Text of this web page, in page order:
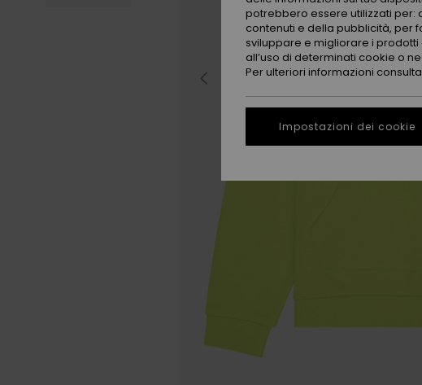
potrebbero essere utilizzati per:
contenuti e della pubblicità, per
sviluppare e migliorare i
all’uso di determinati cookie o
Per ulteriori informazioni
Impostazioni dei cookie